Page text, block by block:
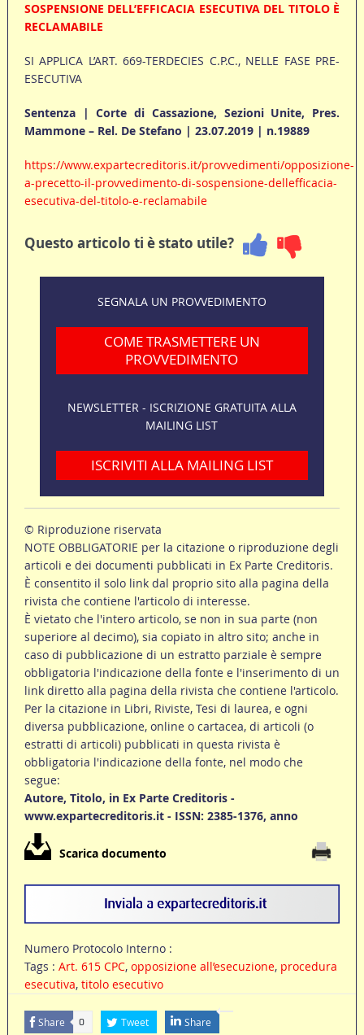
SOSPENSIONE DELL’EFFICACIA ESECUTIVA DEL TITOLO È
RECLAMABILE
SI APPLICA L’ART. 669-TERDECIES C.P.C., NELLE FASE PRE-
ESECUTIVA
Sentenza | Corte di Cassazione, Sezioni Unite, Pres.
Mammone – Rel. De Stefano | 23.07.2019 | n.19889
https://www.expartecreditoris.it/provvedimenti/opposizione-
a-precetto-il-provvedimento-di-sospensione-dellefficacia-
esecutiva-del-titolo-e-reclamabile
Questo articolo ti è stato utile?
SEGNALA UN PROVVEDIMENTO
COME TRASMETTERE UN
PROVVEDIMENTO
NEWSLETTER - ISCRIZIONE GRATUITA ALLA
MAILING LIST
ISCRIVITI ALLA MAILING LIST
© Riproduzione riservata
NOTE OBBLIGATORIE per la citazione o riproduzione degli
articoli e dei documenti pubblicati in Ex Parte Creditoris.
È consentito il solo link dal proprio sito alla pagina della
rivista che contiene l'articolo di interesse.
È vietato che l'intero articolo, se non in sua parte (non
superiore al decimo), sia copiato in altro sito; anche in
caso di pubblicazione di un estratto parziale è sempre
obbligatoria l'indicazione della fonte e l'inserimento di un
link diretto alla pagina della rivista che contiene l'articolo.
Per la citazione in Libri, Riviste, Tesi di laurea, e ogni
diversa pubblicazione, online o cartacea, di articoli (o
estratti di articoli) pubblicati in questa rivista è
obbligatoria l'indicazione della fonte, nel modo che
segue:
Autore, Titolo, in Ex Parte Creditoris -
www.expartecreditoris.it - ISSN: 2385-1376, anno
Scarica documento
Numero Protocolo Interno :
Tags : Art. 615 CPC, opposizione all’esecuzione, procedura
esecutiva, titolo esecutivo
Share 0 Tweet Share